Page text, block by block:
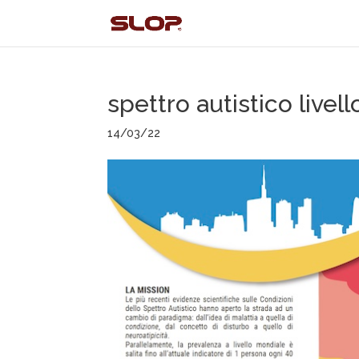
spettro autistico
14/03/22